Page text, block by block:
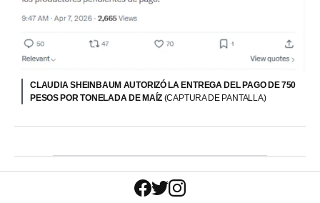
CLAUDIA SHEINBAUM AUTORIZÓ LA ENTREGA DEL PAGO DE 750
PESOS POR TONELADA DE MAÍZ (CAPTURA DE PANTALLA)